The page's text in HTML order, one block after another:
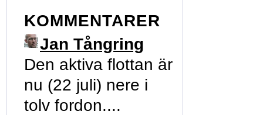
KOMMENTARER
Jan Tångring
Den aktiva flottan är
nu (22 juli) nere i
tolv fordon....